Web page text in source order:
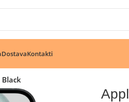
DostavaKontakti